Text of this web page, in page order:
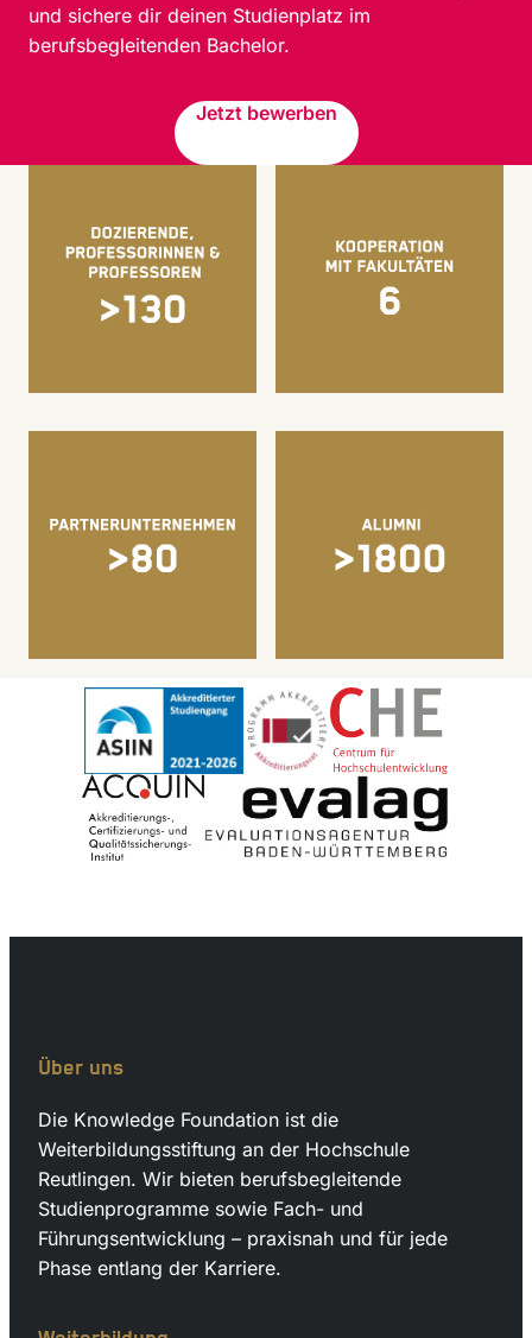
und sichere dir deinen Studienplatz im
berufsbegleitenden Bachelor.
Jetzt bewerben
Über uns
Die Knowledge Foundation ist die
Weiterbildungsstiftung an der Hochschule
Reutlingen. Wir bieten berufsbegleitende
Studienprogramme sowie Fach- und
Führungsentwicklung – praxisnah und für jede
Phase entlang der Karriere.